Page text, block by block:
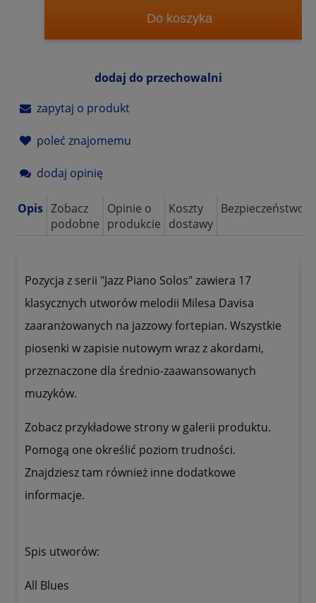
Do koszyka
dodaj do przechowalni
zapytaj o produkt
poleć znajomemu
dodaj opinię
Opis Zobacz
podobne
Opinie o
produkcie
Koszty
dostawy
Bezpieczeństwo
Pozycja z serii "Jazz Piano Solos" zawiera 17
klasycznych utworów melodii Milesa Davisa
zaaranżowanych na jazzowy fortepian. Wszystkie
piosenki w zapisie nutowym wraz z akordami,
przeznaczone dla średnio-zaawansowanych
muzyków.
Zobacz przykładowe strony w galerii produktu.
Pomogą one określić poziom trudności.
Znajdziesz tam również inne dodatkowe
informacje.
Spis utworów:
All Blues